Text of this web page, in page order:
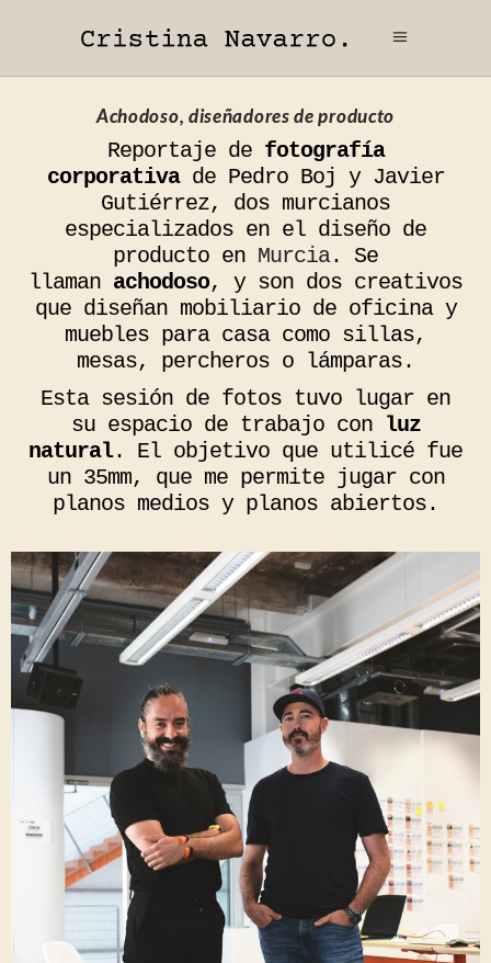
Achodoso, diseñadores de producto
Reportaje de fotografía
corporativade Pedro Boj y Javier
Gutiérrez, dos murcianos
especializados en el diseño de
producto en Murcia. Se
llaman achodoso, y son dos creativos
que diseñan mobiliario de oficina y
muebles para casa como sillas,
mesas, percheros o lámparas.
Esta sesión de fotos tuvo lugar en
su espacio de trabajo con luz
natural. El objetivo que utilicé fue
un 35mm, que me permite jugar con
planos medios y planos abiertos.